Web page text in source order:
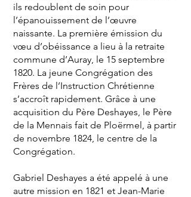
ils redoublent de soin pour
l’épanouissement de l’œuvre
naissante. La première émission du
vœu d’obéissance a lieu à la retraite
commune d’Auray, le 15 septembre
1820. La jeune Congrégation des
Frères de l’Instruction Chrétienne
s’accroît rapidement. Grâce à une
acquisition du Père Deshayes, le Père
de la Mennais fait de Ploërmel, à partir
de novembre 1824, le centre de la
Congrégation.
Gabriel Deshayes a été appelé à une
autre mission en 1821 et Jean-Marie